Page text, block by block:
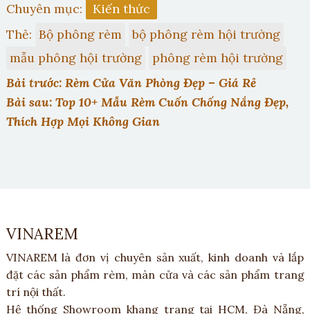
Chuyên mục:
Kiến thức
Thẻ: Bộ phông rèm
bộ phông rèm hội trường
mẫu phông hội trường
phông rèm hội trường
Bài trước: Rèm Cửa Văn Phòng Đẹp – Giá Rẻ
Bài sau: Top 10+ Mẫu Rèm Cuốn Chống Nắng Đẹp,
Thích Hợp Mọi Không Gian
VINAREM
VINAREM là đơn vị chuyên sản xuất, kinh doanh và lắp
đặt các sản phẩm rèm, màn cửa và các sản phẩm trang
trí nội thất.
Hệ thống Showroom khang trang tại HCM, Đà Nẵng,